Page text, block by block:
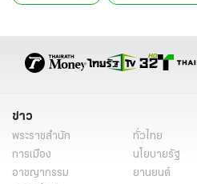
ข่าว
พระราชสำนัก ทั่วไทย
การเมือง
นโยบายรัฐ
อาชญากรรม
ยานยนต์